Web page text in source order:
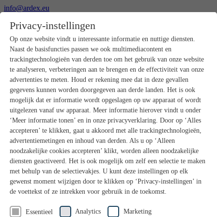
info@ardex.eu
Nederlands
Français
Producten
Productoverzicht
Ruwbouw
Dekvloeren
Voorbereiding ondergrond
Vloeregalisaties
Afdichtingen
Tegellijmen
Voegmortels
Voegen / Siliconen
Montagelijmen
Natuursteenprogramma
Vloerbedekkings- en parketlijmen
Wandegalesaties
Accessoires
PANDOMO®
Badkamerrenovatie met wedi
Privacy-instellingen
Op onze website vindt u interessante informatie en nuttige diensten.
Naast de basisfuncties passen we ook multimediacontent en
trackingtechnologieën van derden toe om het gebruik van onze website
te analyseren, verbeteringen aan te brengen en de effectiviteit van onze
advertenties te meten. Houd er rekening mee dat in deze gevallen
gegevens kunnen worden doorgegeven aan derde landen. Het is ook
mogelijk dat er informatie wordt opgeslagen op uw apparaat of wordt
uitgelezen vanaf uw apparaat. Meer informatie hierover vindt u onder
‘Meer informatie tonen’ en in onze privacyverklaring. Door op ‘Alles
accepteren’ te klikken, gaat u akkoord met alle trackingtechnologieën,
advertentiemetingen en inhoud van derden. Als u op ‘Alleen
noodzakelijke cookies accepteren’ klikt, worden alleen noodzakelijke
diensten geactiveerd. Het is ook mogelijk om zelf een selectie te maken
met behulp van de selectievakjes. U kunt deze instellingen op elk
gewenst moment wijzigen door te klikken op ‘Privacy-instellingen’ in
de voettekst of ze intrekken voor gebruik in de toekomst.
Essentieel Analytics Marketing